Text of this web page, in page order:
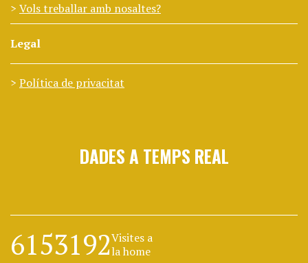
Vols treballar amb nosaltes?
Legal
Política de privacitat
DADES A TEMPS REAL
6153192Visites a
la home